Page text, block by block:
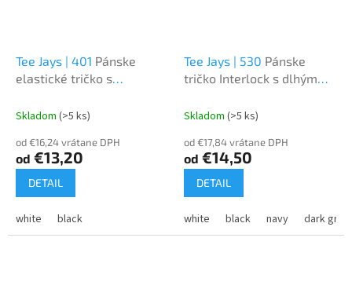
Tee Jays | 401 Pánske
elastické tričko s
Skladom (>5 ks)
od €16,24 vrátane DPH
od €13,20
DETAIL
white black
Tee Jays | 530 Pánske
tričko Interlock s dlhým
Skladom (>5 ks)
od €17,84 vrátane DPH
od €14,50
DETAIL
white black navy dark grey